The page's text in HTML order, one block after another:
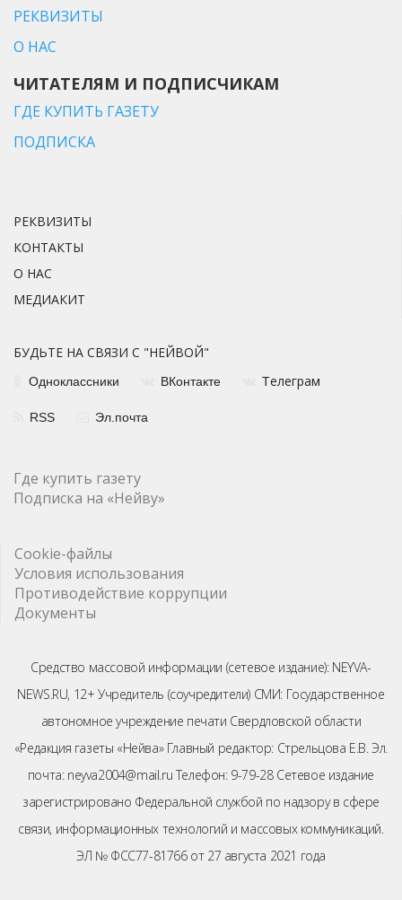
РЕКВИЗИТЫ
О НАС
ЧИТАТЕЛЯМ И ПОДПИСЧИКАМ
ГДЕ КУПИТЬ ГАЗЕТУ
ПОДПИСКА
РЕКВИЗИТЫ
КОНТАКТЫ
О НАС
МЕДИАКИТ
БУДЬТЕ НА СВЯЗИ С "НЕЙВОЙ"
Одноклассники ВКонтакте Телеграм
RSS Эл.почта
Где купить газету
Подписка на «Нейву»
Cookie-файлы
Условия использования
Противодействие коррупции
Документы
Средство массовой информации (сетевое издание): NEYVA-
NEWS.RU, 12+ Учредитель (соучредители) СМИ: Государственное
автономное учреждение печати Свердловской области
«Редакция газеты «Нейва» Главный редактор: Стрельцова Е.В. Эл.
почта: neyva2004@mail.ru Телефон: 9-79-28 Сетевое издание
зарегистрировано Федеральной службой по надзору в сфере
связи, информационных технологий и массовых коммуникаций.
ЭЛ № ФСС77-81766 от 27 августа 2021 года